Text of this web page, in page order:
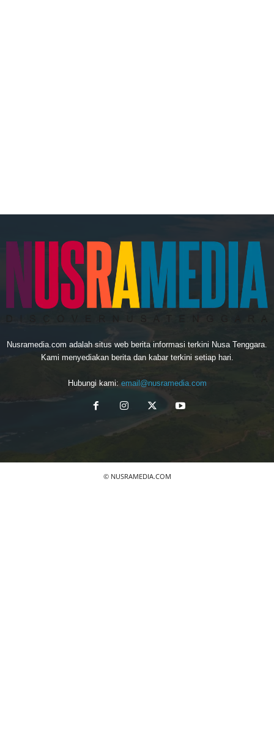
Nusramedia.com adalah situs web berita informasi terkini Nusa Tenggara.
Kami menyediakan berita dan kabar terkini setiap hari.
Hubungi kami: email@nusramedia.com
© NUSRAMEDIA.COM